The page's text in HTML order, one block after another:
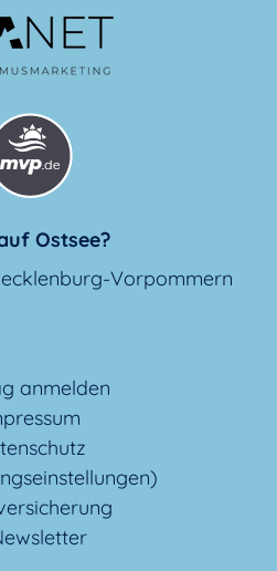
Ostsee?
Vorpommern
anmelden